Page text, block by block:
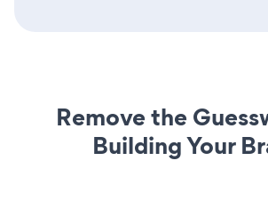
Remove the
Building Your